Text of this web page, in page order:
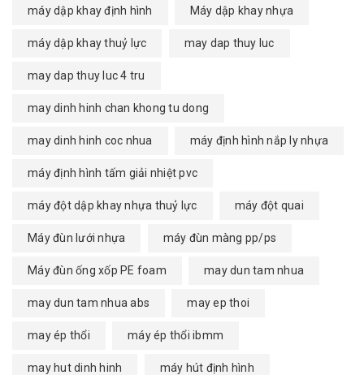
máy dập khay định hình Máy dập khay nhựa
máy dập khay thuỷ lực may dap thuy luc
may dap thuy luc 4 tru
may dinh hinh chan khong tu dong
may dinh hinh coc nhua máy định hình nắp ly nhựa
máy định hình tấm giải nhiệt pvc
máy đột dập khay nhựa thuỷ lực máy đột quai
Máy đùn lưới nhựa máy đùn màng pp/ps
Máy đùn ống xốp PE foam may dun tam nhua
may dun tam nhua abs may ep thoi
may ép thổi máy ép thổi ibmm
may hut dinh hinh máy hút định hình